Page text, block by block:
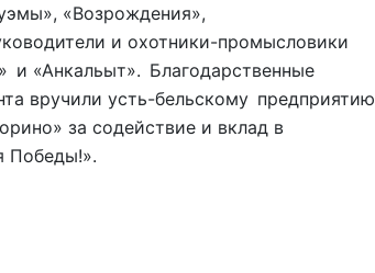
«Возрождения»,
и охотники-промысловики
и «Анкальыт». Благодарственные
вручили усть-бельскому предприятию
за содействие и вклад в
Победы!».